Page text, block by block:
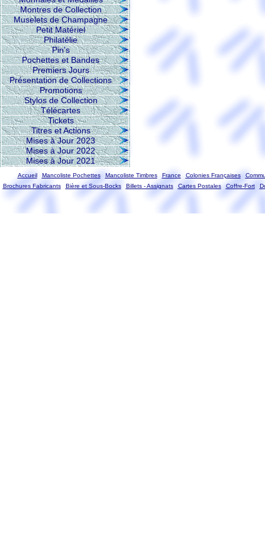
Montres de Collection
Muselets de Champagne
Petit Matériel
Philatélie
Pin's
Pochettes et Bandes
Premiers Jours
Présentation de Collections
Promotions
Stylos de Collection
Télécartes
Tickets
Titres et Actions
Mises à Jour 2023
Mises à Jour 2022
Mises à Jour 2021
Accueil Mancoliste Pochettes Mancoliste Timbres France Colonies Françaises
Brochures Fabricants
Bière et Sous-Bocks Billets - Assignats Cartes Postales Coffre-Fort